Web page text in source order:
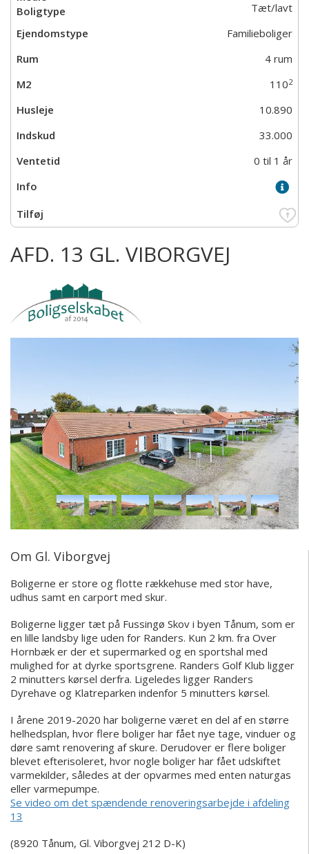
Tæt/lavt
Familieboliger
4 rum
1102
10.890
33.000
0 til 1 år
AFD. 13 GL. VIBORGVEJ
Om Gl. Viborgvej
Boligerne er store og flotte rækkehuse med stor have,
udhus samt en carport med skur.
Boligerne ligger tæt på Fussingø Skov i byen Tånum, som er
en lille landsby lige uden for Randers. Kun 2 km. fra Over
Hornbæk er der et supermarked og en sportshal med
mulighed for at dyrke sportsgrene. Randers Golf Klub ligger
2 minutters kørsel derfra. Ligeledes ligger Randers
Dyrehave og Klatreparken indenfor 5 minutters kørsel.
I årene 2019-2020 har boligerne været en del af en større
helhedsplan, hvor flere boliger har fået nye tage, vinduer og
døre samt renovering af skure. Derudover er flere boliger
blevet efterisoleret, hvor nogle boliger har fået udskiftet
varmekilder, således at der opvarmes med enten naturgas
eller varmepumpe.
Se video om det spændende renoveringsarbejde i afdeling
13
(8920 Tånum, Gl. Viborgvej 212 D-K)